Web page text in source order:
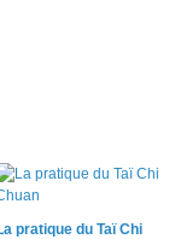
pratique du Taï Chi